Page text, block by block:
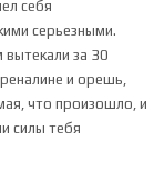
себя
серьезными.
за 30
и орешь,
что произошло, и
силы тебя